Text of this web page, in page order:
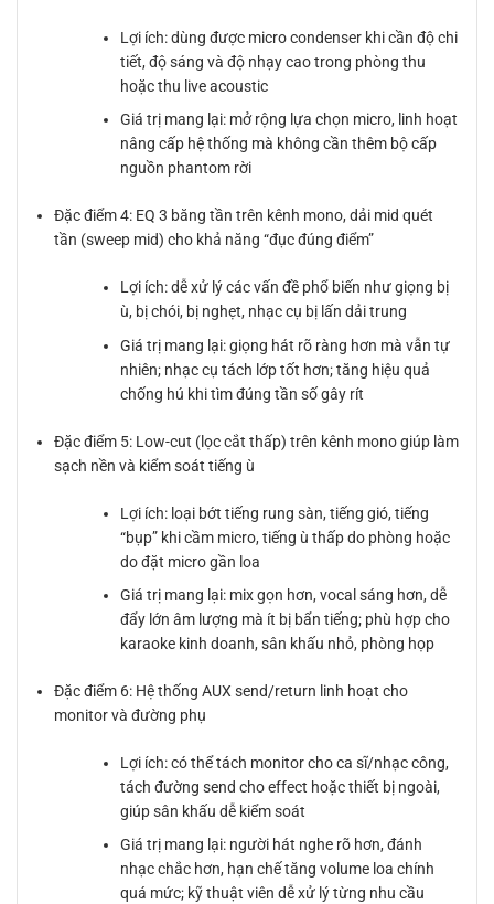
Lợi ích: dùng được micro condenser khi cần độ chi
tiết, độ sáng và độ nhạy cao trong phòng thu
hoặc thu live acoustic
Giá trị mang lại: mở rộng lựa chọn micro, linh hoạt
nâng cấp hệ thống mà không cần thêm bộ cấp
nguồn phantom rời
Đặc điểm 4: EQ 3 băng tần trên kênh mono, dải mid quét
tần (sweep mid) cho khả năng “đục đúng điểm”
Lợi ích: dễ xử lý các vấn đề phổ biến như giọng bị
ù, bị chói, bị nghẹt, nhạc cụ bị lấn dải trung
Giá trị mang lại: giọng hát rõ ràng hơn mà vẫn tự
nhiên; nhạc cụ tách lớp tốt hơn; tăng hiệu quả
chống hú khi tìm đúng tần số gây rít
Đặc điểm 5: Low-cut (lọc cắt thấp) trên kênh mono giúp làm
sạch nền và kiểm soát tiếng ù
Lợi ích: loại bớt tiếng rung sàn, tiếng gió, tiếng
“bụp” khi cầm micro, tiếng ù thấp do phòng hoặc
do đặt micro gần loa
Giá trị mang lại: mix gọn hơn, vocal sáng hơn, dễ
đẩy lớn âm lượng mà ít bị bẩn tiếng; phù hợp cho
karaoke kinh doanh, sân khấu nhỏ, phòng họp
Đặc điểm 6: Hệ thống AUX send/return linh hoạt cho
monitor và đường phụ
Lợi ích: có thể tách monitor cho ca sĩ/nhạc công,
tách đường send cho effect hoặc thiết bị ngoài,
giúp sân khấu dễ kiểm soát
Giá trị mang lại: người hát nghe rõ hơn, đánh
nhạc chắc hơn, hạn chế tăng volume loa chính
quá mức; kỹ thuật viên dễ xử lý từng nhu cầu